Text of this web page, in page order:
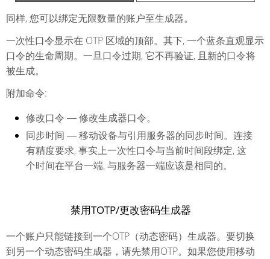
同样, 您可以绑定无限数量的账户至生成器。
一次性口令显示在 OTP 区域的顶部。其下, 一个蓝条直观显示
口令的生命周期。一旦口令过期, 它不再验证, 且新的口令将
被生成。
附加命令:
修改口令 ― 修改生成器口令。
同步时间 ― 移动设备与引用服务器的同步时间。连接
有精度要求, 事实上一次性口令与当前时间段绑定, 这
个时间在平台一端, 与服务器一端应该是相同的。
禁用TOTP/更改密码生成器
一个账户只能链接到一个OTP（动态密码）生成器。要切换
到另一个动态密码生成器，请先禁用OTP。如果您使用移动